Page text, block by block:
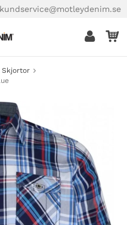
kundservice@motleydenim.se
Skjortor